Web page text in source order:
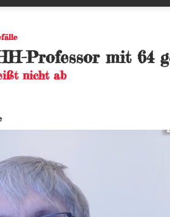
Professor mit 64
nicht ab